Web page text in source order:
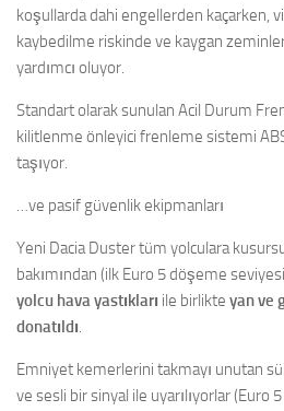
koşullarda dahi engellerden kaçarken,
kaybedilme riskinde ve kaygan
yardımcı oluyor.
Standart olarak sunulan Acil Durum
kilitlenme önleyici frenleme sistemi
taşıyor.
…ve pasif güvenlik ekipmanları
Yeni Dacia Duster tüm yolculara
bakımından (ilk Euro 5 döşeme
yolcu hava yastıkları ile birlikte yan ve
donatıldı.
Emniyet kemerlerini takmayı unutan
ve sesli bir sinyal ile uyarılıyorlar (Euro